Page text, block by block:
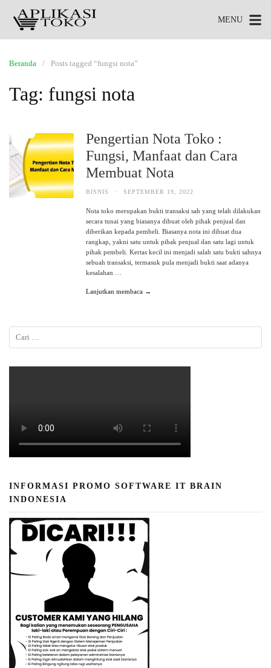
MENU
Beranda Posts tagged “fungsi nota”
Tag: fungsi nota
Pengertian Nota Toko :
Fungsi, Manfaat dan Cara
Membuat Nota
BISNIS · SEPTEMBER 19, 2022
Nota toko merupakan bukti transaksi sah yang telah dilakukan
secara tunai yang biasanya dibuat oleh pihak penjual dan
diberikan kepada pembeli. Biasanya nota ini dibuat dua
rangkap, yakni satu untuk pihak penjual dan satu lagi untuk
pihak pembeli. Kertas kecil ini menjadi salah satu bukti sahnya
sebuah transaksi, termasuk pula menjadi bukti saat adanya
kesalahan …
Lanjutkan membaca →
INFORMASI PROMO SOFTWARE IT BRAIN
INDONESIA